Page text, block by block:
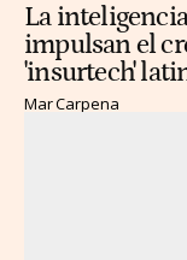
La
impulsan el
'insurtech'
Mar Carpena